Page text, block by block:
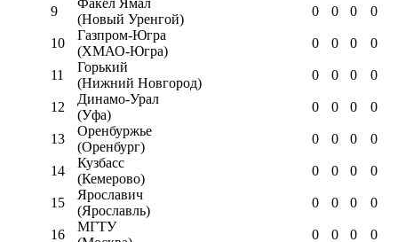
9
(Новый Уренгой)
0 0 0 0
10
Газпром-Югра
(ХМАО-Югра)
0 0 0 0
11
Горький
(Нижний Новгород)
0 0 0 0
12
Динамо-Урал
(Уфа)
0 0 0 0
13
Оренбуржье
(Оренбург)
0 0 0 0
14
Кузбасс
(Кемерово)
0 0 0 0
15
Ярославич
(Ярославль)
0 0 0 0
16
МГТУ
0 0 0
0